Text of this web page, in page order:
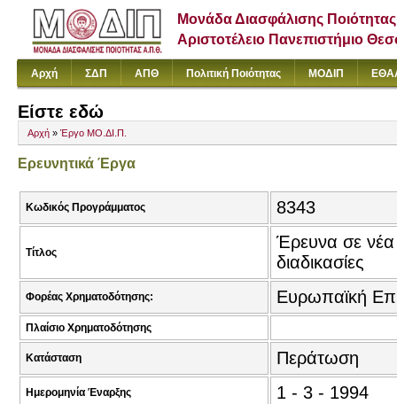
Μονάδα Διασφάλισης Ποιότητας
Αριστοτέλειο Πανεπιστήμιο
Αρχή ΣΔΠ ΑΠΘ Πολιτική Ποιότητας ΜΟΔΙΠ
Είστε εδώ
Αρχή » Έργο ΜΟ.ΔΙ.Π.
Ερευνητικά Έργα
Κωδικός Προγράμματος 8343
Τίτλος
Έρευνα σε νέα
διαδικασίες
Φορέας Χρηματοδότησης: Ευρωπαϊκή
Πλαίσιο Χρηματοδότησης
Κατάσταση Περάτωση
Ημερομηνία Έναρξης 1 - 3 - 1994